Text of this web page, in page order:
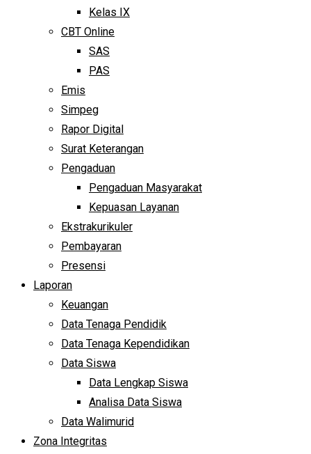
Kelas IX
CBT Online
SAS
PAS
Emis
Simpeg
Rapor Digital
Surat Keterangan
Pengaduan
Pengaduan Masyarakat
Kepuasan Layanan
Ekstrakurikuler
Pembayaran
Presensi
Laporan
Keuangan
Data Tenaga Pendidik
Data Tenaga Kependidikan
Data Siswa
Data Lengkap Siswa
Analisa Data Siswa
Data Walimurid
Zona Integritas